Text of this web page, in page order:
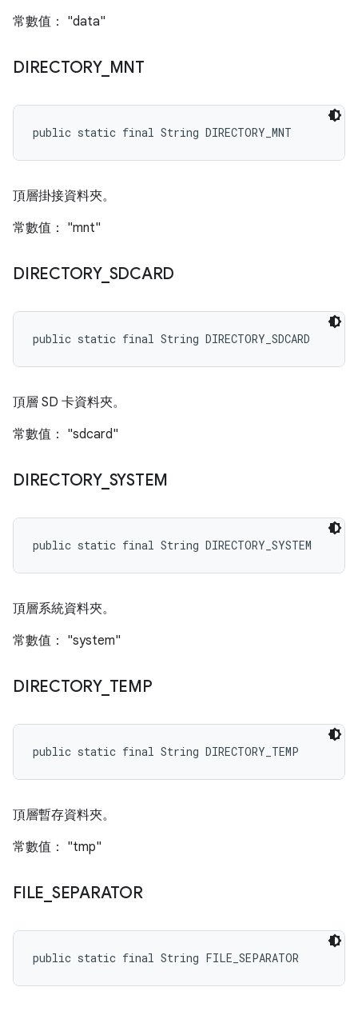
常數值： "data"
DIRECTORY_ MNT
public static final String DIRECTORY_MNT
頂層掛接資料夾。
常數值： "mnt"
DIRECTORY_ SDCARD
public static final String DIRECTORY_SDCARD
頂層 SD 卡資料夾。
常數值： "sdcard"
DIRECTORY_ SYSTEM
public static final String DIRECTORY_SYSTEM
頂層系統資料夾。
常數值： "system"
DIRECTORY_ TEMP
public static final String DIRECTORY_TEMP
頂層暫存資料夾。
常數值： "tmp"
FILE SEPARATOR
public static final String FILE_SEPARATOR